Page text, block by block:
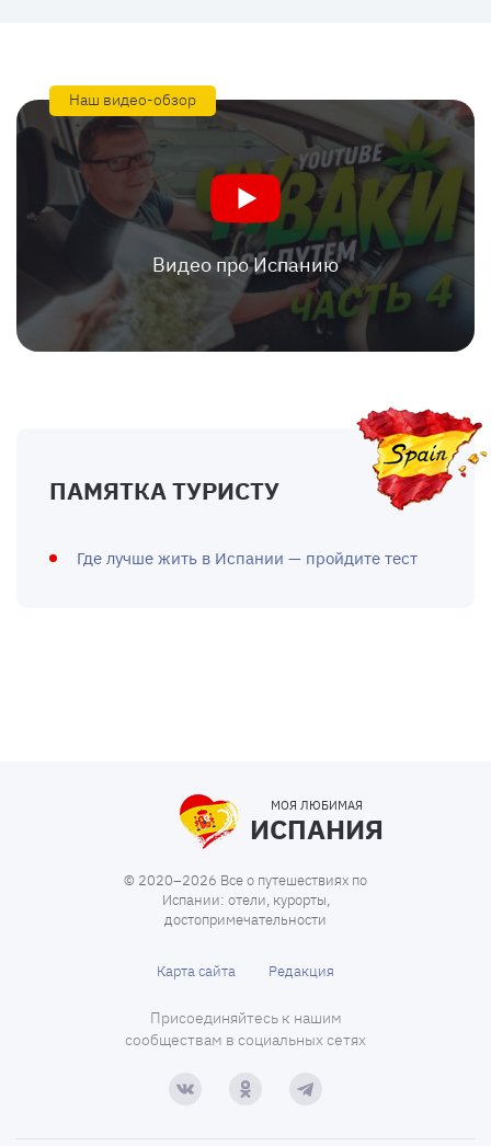
Наш видео-обзор
Видео про Испанию
ПАМЯТКА ТУРИСТУ
Где лучше жить в Испании — пройдите тест
МОЯ ЛЮБИМАЯ
ИСПАНИЯ
© 2020–2026 Все о путешествиях по
Испании: отели, курорты,
достопримечательности
Карта сайта Редакция
Присоединяйтесь к нашим
сообществам в социальных сетях